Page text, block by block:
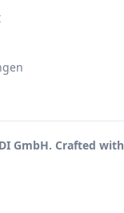
GmbH. Crafted with